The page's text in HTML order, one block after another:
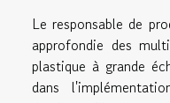
Le responsable de
approfondie des
plastique à grande
dans